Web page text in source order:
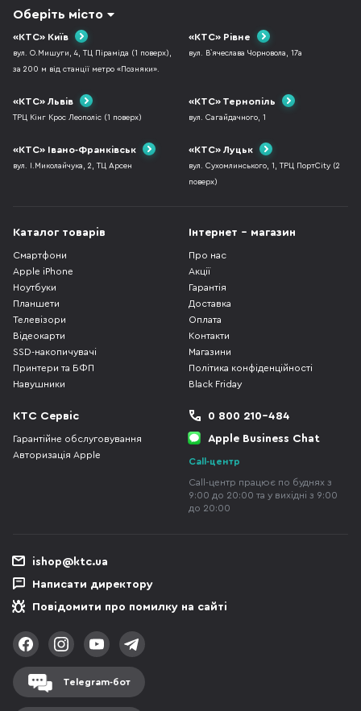
Оберіть місто
«КТС» Київ
вул. О.Мишуги, 4, ТЦ Піраміда (1 поверх),
за 200 м від станції метро «Позняки».
«КТС» Рівне
вул. В`ячеслава Чорновола, 17а
«КТС» Львів
ТРЦ Кінг Крос Леополіс (1 поверх)
«КТС» Тернопіль
вул. Сагайдачного, 1
«КТС» Івано-Франківськ
вул. І.Миколайчука, 2, ТЦ Арсен
«КТС» Луцьк
вул. Сухомлинського, 1, ТРЦ ПортCity (2
поверх)
Каталог товарів
Смартфони
Apple iPhone
Ноутбуки
Планшети
Телевізори
Відеокарти
SSD-накопичувачі
Принтери та БФП
Навушники
Інтернет - магазин
Про нас
Акції
Гарантія
Доставка
Оплата
Контакти
Магазини
Політика конфіденційності
Black Friday
КТС Сервіс
Гарантійне обслуговування
Авторизація Apple
0 800 210-484
Apple Business Chat
Call-центр
Call-центр працює по буднях з
9:00 до 20:00 та у вихідні з 9:00
до 20:00
ishop@ktc.ua
Написати директору
Повідомити про помилку на сайті
Telegram-бот